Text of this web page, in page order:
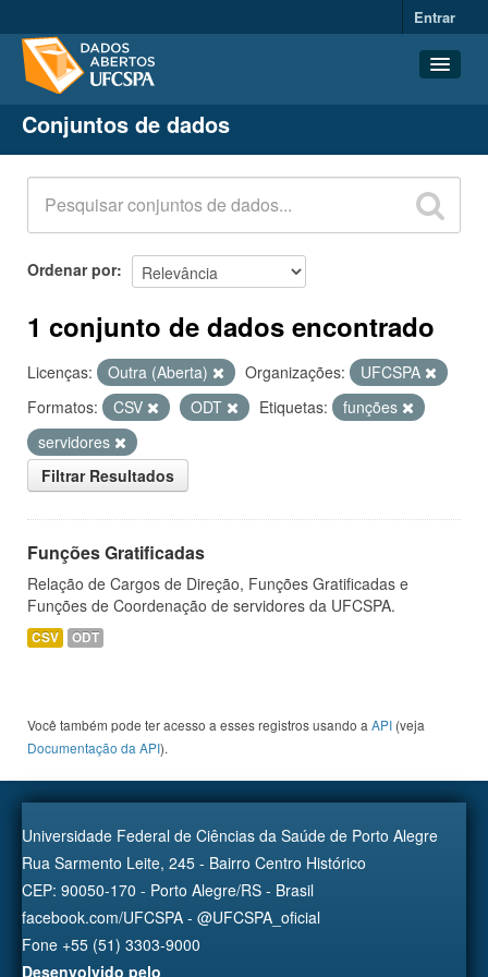
Entrar
Conjuntos de dados
Organizações
Grupos
Sobre
Conjuntos de dados
Ordenar por
1 conjunto de dados encontrado
Licenças: Outra (Aberta) Organizações:
UFCSPA
Formatos:
CSV ODT Etiquetas:
funções
servidores
Filtrar Resultados
Funções Gratificadas
Relação de Cargos de Direção, Funções Gratificadas e
Funções de Coordenação de servidores da UFCSPA.
CSV ODT
Você também pode ter acesso a esses registros usando a API (veja
Documentação da API).
Universidade Federal de Ciências da Saúde de Porto Alegre
Rua Sarmento Leite, 245 - Bairro Centro Histórico
CEP: 90050-170 - Porto Alegre/RS - Brasil
facebook.com/UFCSPA - @UFCSPA_oficial
Fone +55 (51) 3303-9000
Desenvolvido pelo